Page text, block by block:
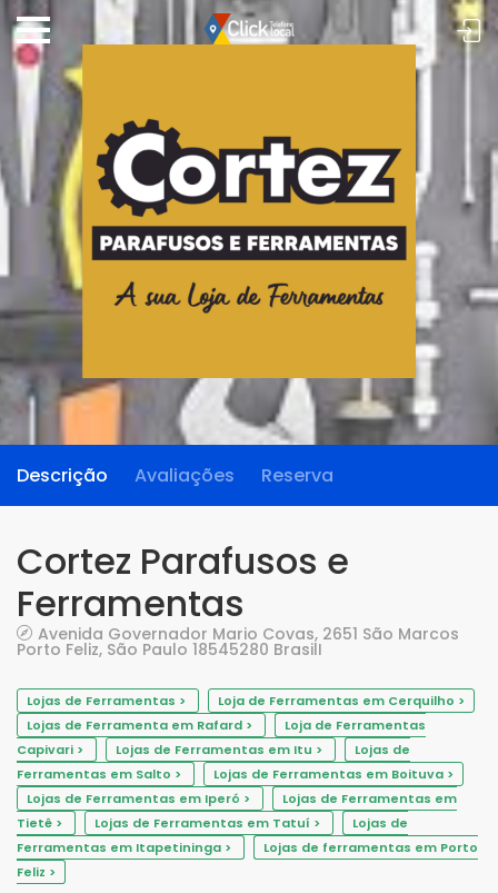
Descrição Avaliações Reserva
Cortez Parafusos e
Ferramentas
Avenida Governador Mario Covas, 2651 São Marcos
Porto Feliz, São Paulo 18545280 BrasilI
Lojas de Ferramentas >
Loja de Ferramentas em Cerquilho >
Lojas de Ferramenta em Rafard >
Loja de Ferramentas
Capivari >
Lojas de Ferramentas em Itu >
Lojas de
Ferramentas em Salto >
Lojas de Ferramentas em Boituva >
Lojas de Ferramentas em Iperó >
Lojas de Ferramentas em
Tietê >
Lojas de Ferramentas em Tatuí >
Lojas de
Ferramentas em Itapetininga >
Lojas de ferramentas em Porto
Feliz >